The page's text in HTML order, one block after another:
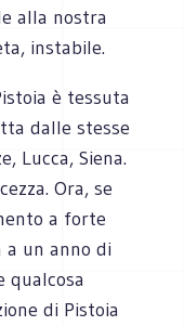
alla nostra
instabile.
è tessuta
dalle stesse
Lucca, Siena.
Ora, se
a forte
a un anno di
qualcosa
di Pistoia